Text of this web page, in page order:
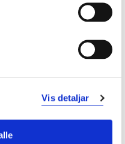
Vis detaljar
god internett-
gruppebaserte,
medstudenter og